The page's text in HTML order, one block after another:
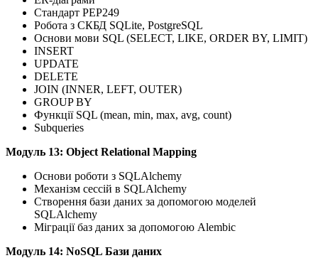
Стандарт PEP249
Робота з СКБД SQLite, PostgreSQL
Основи мови SQL (SELECT, LIKE, ORDER BY, LIMIT)
INSERT
UPDATE
DELETE
JOIN (INNER, LEFT, OUTER)
GROUP BY
Функції SQL (mean, min, max, avg, count)
Subqueries
Mодуль 13: Object Relational Mapping
Основи роботи з SQLAlchemy
Механізм сессій в SQLAlchemy
Створення бази даних за допомогою моделей
SQLAlchemy
Міграції баз даних за допомогою Alembic
Mодуль 14: NoSQL Бази даних